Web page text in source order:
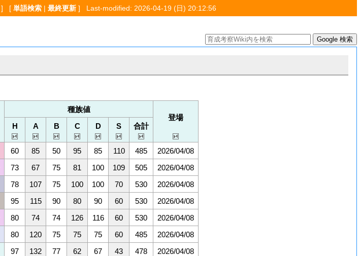
] [ 単語検索| 最終更新] Last-modified: 2026-04-19 (日) 20:12:56
種族値
登場
H
A B C D S 合計
60 85 50 95 85 110 485
2026/04/08
73 67 75 81 100 109 505
2026/04/08
78 107 75 100 100 70 530
2026/04/08
95 115 90 80 90 60 530
2026/04/08
80 74 74 126 116 60 530
2026/04/08
80 120 75 75 75 60 485
2026/04/08
97 132 77 62 67 43 478
2026/04/08